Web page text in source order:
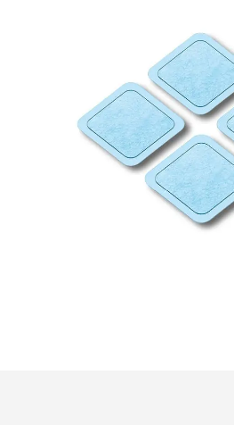
Reservedeler